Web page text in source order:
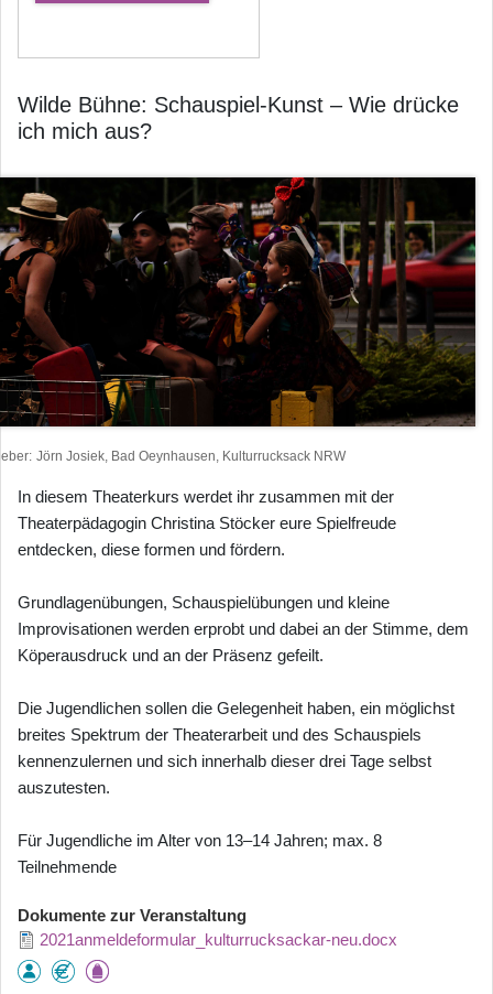
Wilde Bühne: Schauspiel-Kunst – Wie drücke
ich mich aus?
Jörn Josiek, Bad Oeynhausen, Kulturrucksack NRW
In diesem Theaterkurs werdet ihr zusammen mit der
Theaterpädagogin Christina Stöcker eure Spielfreude
entdecken, diese formen und fördern.
Grundlagenübungen, Schauspielübungen und kleine
Improvisationen werden erprobt und dabei an der Stimme, dem
Köperausdruck und an der Präsenz gefeilt.
Die Jugendlichen sollen die Gelegenheit haben, ein möglichst
breites Spektrum der Theaterarbeit und des Schauspiels
kennenzulernen und sich innerhalb dieser drei Tage selbst
auszutesten.
Für Jugendliche im Alter von 13–14 Jahren; max. 8
Teilnehmende
Dokumente zur Veranstaltung
2021anmeldeformular_kulturrucksackar-neu.docx